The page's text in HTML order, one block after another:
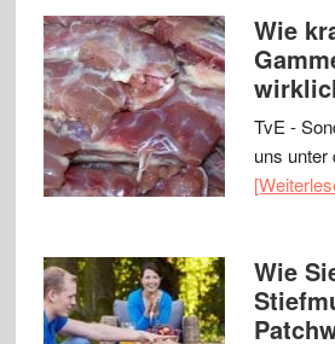
Wie
TvE -
uns
Wie